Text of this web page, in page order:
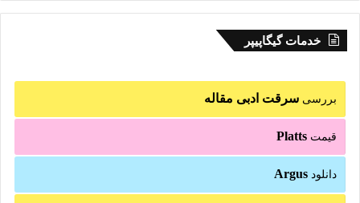
خدمات گیگاپیپر
بررسی سرقت ادبی مقاله
قیمت Platts
دانلود Argus